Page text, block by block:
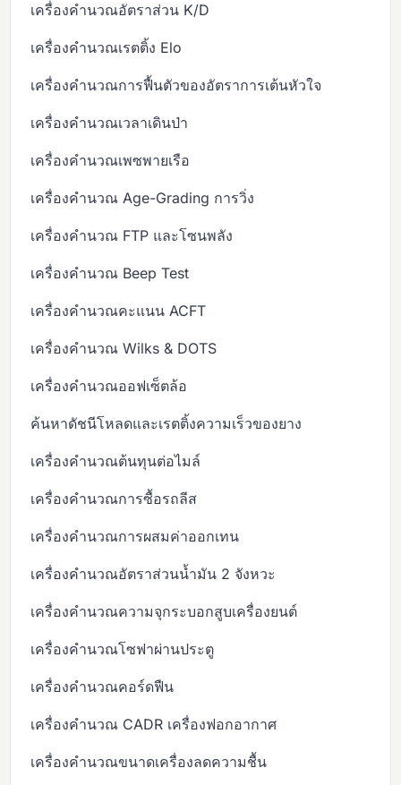
เครื่องคำนวณอัตราส่วน K/D
เครื่องคำนวณเรตติ้ง Elo
เครื่องคำนวณการฟื้นตัวของอัตราการเต้นหัวใจ
เครื่องคำนวณเวลาเดินป่า
เครื่องคำนวณเพซพายเรือ
เครื่องคำนวณ Age-Grading การวิ่ง
เครื่องคำนวณ FTP และโซนพลัง
เครื่องคำนวณ Beep Test
เครื่องคำนวณคะแนน ACFT
เครื่องคำนวณ Wilks & DOTS
เครื่องคำนวณออฟเซ็ตล้อ
ค้นหาดัชนีโหลดและเรตติ้งความเร็วของยาง
เครื่องคำนวณต้นทุนต่อไมล์
เครื่องคำนวณการซื้อรถลีส
เครื่องคำนวณการผสมค่าออกเทน
เครื่องคำนวณอัตราส่วนน้ำมัน 2 จังหวะ
เครื่องคำนวณความจุกระบอกสูบเครื่องยนต์
เครื่องคำนวณโซฟาผ่านประตู
เครื่องคำนวณคอร์ดฟืน
เครื่องคำนวณ CADR เครื่องฟอกอากาศ
เครื่องคำนวณขนาดเครื่องลดความชื้น